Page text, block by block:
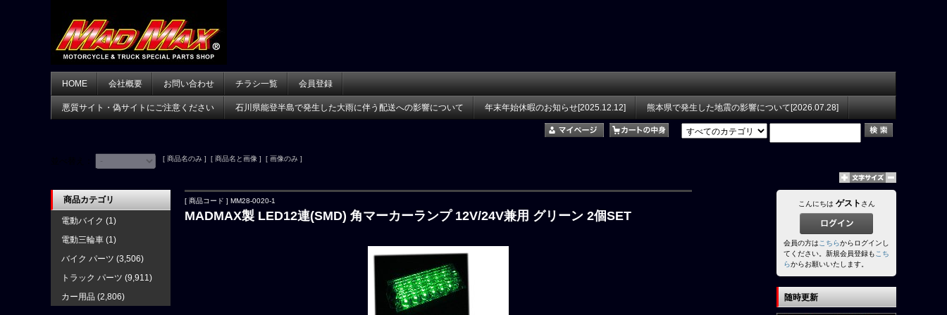
HOME 会社概要 お問い合わせ チラシ一覧 会員登録
悪質サイト・偽サイトにご注意ください 石川県能登半島で発生した大雨に伴う配送への影響について 年末年始休暇のお知らせ[2025.12.12] 熊本県で発生した地震の影響について[2026.07.28]
[ 商品名のみ ] [ 商品名と画像 ] [ 画像のみ ]
[ 商品コード ] MM28-0020-1
MADMAX製 LED12連(SMD) 角マーカーランプ 12V/24V兼用 グリーン 2個SET
商品カテゴリ
電動バイク (1)
電動三輪車 (1)
バイク パーツ (3,506)
トラック パーツ (9,911)
カー用品 (2,806)
こんにちは ゲスト さん
会員の方はこちらからログインし
てください。新規会員登録もこち
らからお願いいたします。
随時更新